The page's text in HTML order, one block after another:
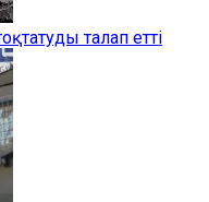
талап етті